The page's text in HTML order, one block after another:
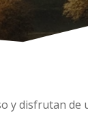
y disfrutan de